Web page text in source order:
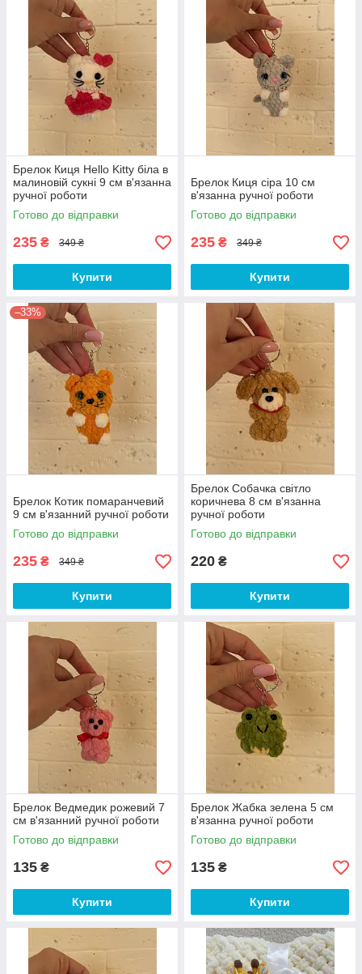
Брелок Киця Hello Kitty біла в
малиновій сукні 9 см в'язанна
ручної роботи
Готово до відправки
235 ₴ 349 ₴
Купити
Брелок Киця сіра 10 см
в'язанна ручної роботи
Готово до відправки
235 ₴ 349 ₴
Купити
–33%
Брелок Котик помаранчевий
9 см в'язанний ручної роботи
Готово до відправки
235 ₴ 349 ₴
Купити
Брелок Собачка світло
коричнева 8 см в'язанна
ручної роботи
Готово до відправки
220 ₴
Купити
Брелок Ведмедик рожевий 7
см в'язанний ручної роботи
Готово до відправки
135 ₴
Купити
Брелок Жабка зелена 5 см
в'язанна ручної роботи
Готово до відправки
135 ₴
Купити